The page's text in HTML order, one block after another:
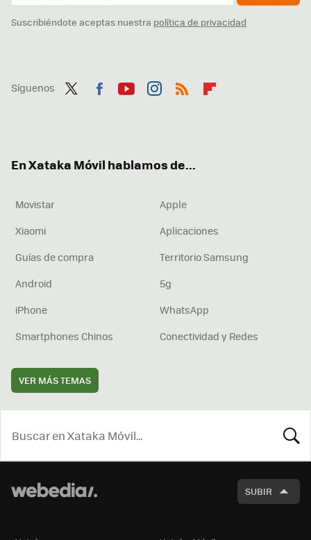
Suscribiéndote aceptas nuestra política de privacidad
Síguenos
En Xataka Móvil hablamos de...
Movistar
Apple
Xiaomi
Aplicaciones
Guías de compra
Territorio Samsung
Android
5g
iPhone
WhatsApp
Smartphones Chinos
Conectividad y Redes
VER MÁS TEMAS
SUBIR